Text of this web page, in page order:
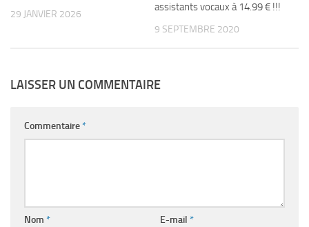
29 JANVIER 2026
assistants vocaux à 14.99 € !!!
9 SEPTEMBRE 2020
LAISSER UN COMMENTAIRE
Commentaire*
Nom * E-mail *